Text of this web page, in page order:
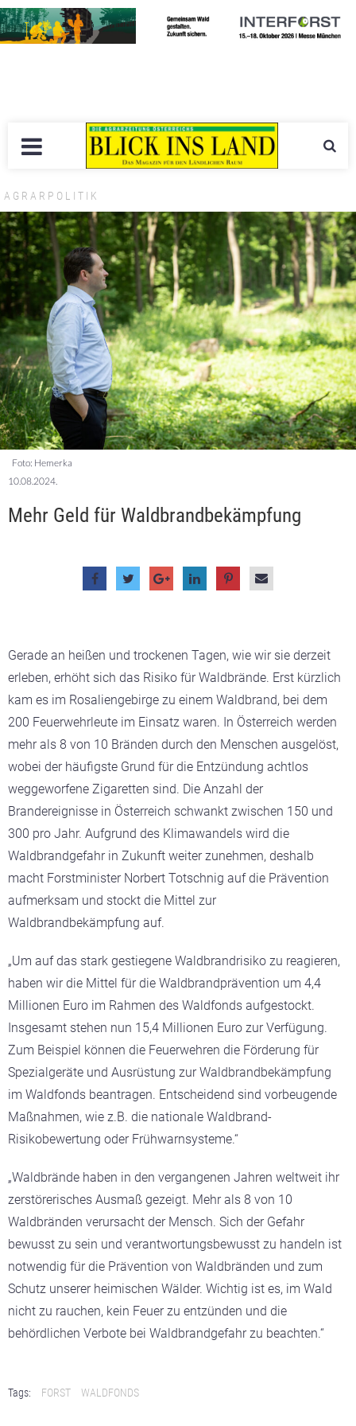
AGRARPOLITIK
Foto: Hemerka
10.08.2024.
Mehr Geld für Waldbrandbekämpfung
Gerade an heißen und trockenen Tagen, wie wir sie derzeit
erleben, erhöht sich das Risiko für Waldbrände. Erst kürzlich
kam es im Rosaliengebirge zu einem Waldbrand, bei dem
200 Feuerwehrleute im Einsatz waren. In Österreich werden
mehr als 8 von 10 Bränden durch den Menschen ausgelöst,
wobei der häufigste Grund für die Entzündung achtlos
weggeworfene Zigaretten sind. Die Anzahl der
Brandereignisse in Österreich schwankt zwischen 150 und
300 pro Jahr. Aufgrund des Klimawandels wird die
Waldbrandgefahr in Zukunft weiter zunehmen, deshalb
macht Forstminister Norbert Totschnig auf die Prävention
aufmerksam und stockt die Mittel zur
Waldbrandbekämpfung auf.
„Um auf das stark gestiegene Waldbrandrisiko zu reagieren,
haben wir die Mittel für die Waldbrandprävention um 4,4
Millionen Euro im Rahmen des Waldfonds aufgestockt.
Insgesamt stehen nun 15,4 Millionen Euro zur Verfügung.
Zum Beispiel können die Feuerwehren die Förderung für
Spezialgeräte und Ausrüstung zur Waldbrandbekämpfung
im Waldfonds beantragen. Entscheidend sind vorbeugende
Maßnahmen, wie z.B. die nationale Waldbrand-
Risikobewertung oder Frühwarnsysteme.“
„Waldbrände haben in den vergangenen Jahren weltweit ihr
zerstörerisches Ausmaß gezeigt. Mehr als 8 von 10
Waldbränden verursacht der Mensch. Sich der Gefahr
bewusst zu sein und verantwortungsbewusst zu handeln ist
notwendig für die Prävention von Waldbränden und zum
Schutz unserer heimischen Wälder. Wichtig ist es, im Wald
nicht zu rauchen, kein Feuer zu entzünden und die
behördlichen Verbote bei Waldbrandgefahr zu beachten.“
Tags: FORST WALDFONDS